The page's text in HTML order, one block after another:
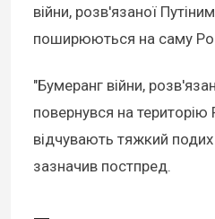
війни, розв'язаної
поширюються на саму
"Бумеранг війни,
повернувся на територію
відчувають тяжкий подих
зазначив постпред.